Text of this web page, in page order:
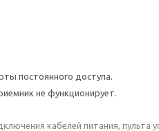
постоянного доступа.
не функционирует.
кабелей питания, пульта